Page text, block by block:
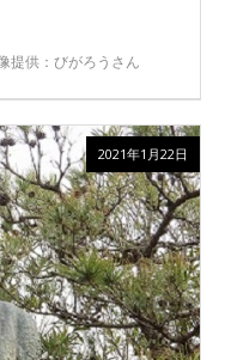
提供：びがろうさん
2021年1月22日